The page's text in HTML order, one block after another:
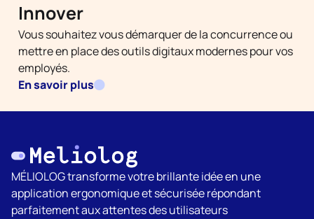
Innover
Vous souhaitez vous démarquer de la concurrence ou
mettre en place des outils digitaux modernes pour vos
employés.
En savoir plus
MÉLIOLOG transforme votre brillante idée en une
application ergonomique et sécurisée répondant
parfaitement aux attentes des utilisateurs